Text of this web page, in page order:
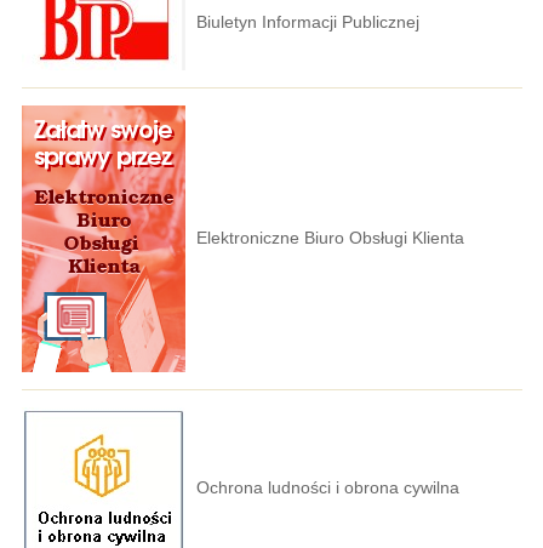
Biuletyn Informacji Publicznej
Elektroniczne Biuro Obsługi Klienta
Ochrona ludności i obrona cywilna